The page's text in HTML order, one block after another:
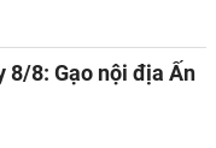
8/8: Gạo nội địa Ấn